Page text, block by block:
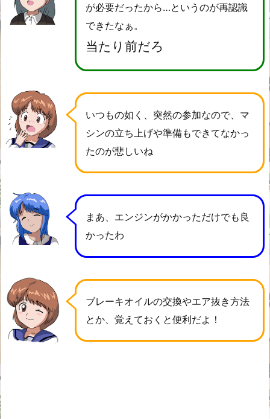
が必要だったから…というのが再認識
できたなぁ。
当たり前だろ
いつもの如く、突然の参加なので、マ
シンの立ち上げや準備もできてなかっ
たのが悲しいね
まあ、エンジンがかかっただけでも良
かったわ
ブレーキオイルの交換やエア抜き方法
とか、覚えておくと便利だよ！